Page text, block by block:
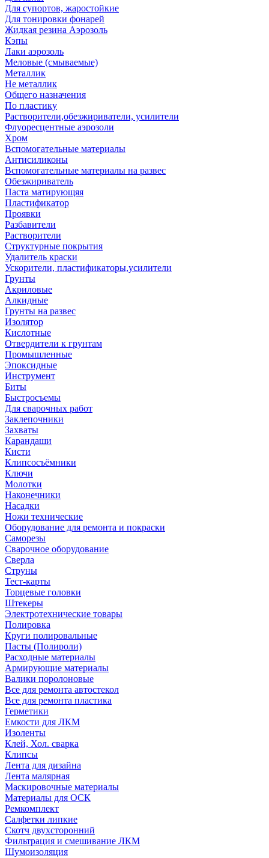
Для супортов, жаростойкие
Для тонировки фонарей
Жидкая резина Аэрозоль
Кэпы
Лаки аэрозоль
Меловые (смываемые)
Металлик
Не металлик
Общего назначения
По пластику
Растворители,обезжириватели, усилители
Флуоресцентные аэрозоли
Хром
Вспомогательные материалы
Антисиликоны
Вспомогательные материалы на развес
Обезжириватель
Паста матирующяя
Пластификатор
Проявки
Разбавители
Растворители
Структурные покрытия
Удалитель краски
Ускорители, пластификаторы,усилители
Грунты
Акриловые
Алкидные
Грунты на развес
Изолятор
Кислотные
Отвердители к грунтам
Промышленные
Эпоксидные
Инструмент
Биты
Быстросъемы
Для сварочных работ
Заклепочники
Захваты
Карандаши
Кисти
Клипсосъёмники
Ключи
Молотки
Наконечники
Насадки
Ножи технические
Оборудование для ремонта и покраски
Саморезы
Сварочное оборудование
Сверла
Струны
Тест-карты
Торцевые головки
Штекеры
Электротехнические товары
Полировка
Круги полировальные
Пасты (Полироли)
Расходные материалы
Армирующие материалы
Валики поролоновые
Все для ремонта автостекол
Все для ремонта пластика
Герметики
Емкости для ЛКМ
Изоленты
Клей, Хол. сварка
Клипсы
Лента для дизайна
Лента малярная
Маскировочные материалы
Материалы для ОСК
Ремкомплект
Салфетки липкие
Скотч двухсторонний
Фильтрация и смешивание ЛКМ
Шумоизоляция